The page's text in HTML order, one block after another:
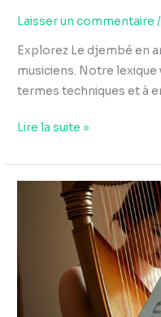
Laisser un commentaire /
Explorez Le djembé en
musiciens. Notre
termes techniques et à
Lire la suite »
apprendre